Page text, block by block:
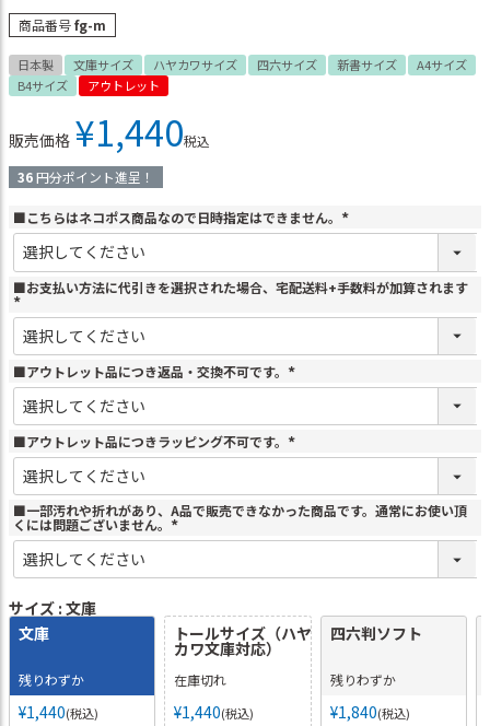
商品番号fg-m
日本製 文庫サイズ ハヤカワサイズ 四六サイズ 新書サイズ
A4サイズ
B4サイズ
アウトレット
販売価格 ¥1,440税込
36円分ポイント進呈！
■こちらはネコポス商品なので日時指定はできません。
(
)
■お支払い方法に代引きを選択された場合、宅配送料+手数料が加算されます
(
必
須
)
■アウトレット品につき返品・交換不可です。
(
)
■アウトレット品につきラッピング不可です。
(
)
■一部汚れや折れがあり、A品で販売できなかった商品です。通常にお使い頂
くには問題ございません。
(
)
サイズ 文庫
文庫
残りわずか
¥1,440 税込
トールサイズ（ハヤ
カワ文庫対応）
在庫切れ
¥1,440 税込
四六判ソフト
残りわずか
¥1,840 税込